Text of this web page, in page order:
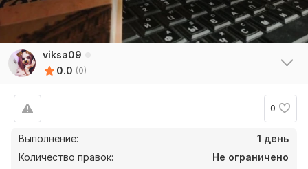
viksa09
0.0 (0)
0
Выполнение:
1 день
Количество правок:
Не ограничено